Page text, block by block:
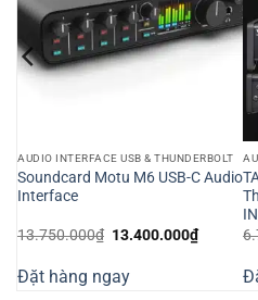
AUDIO INTERFACE USB & THUNDERBOLT
Soundcard Motu M6 USB-C Audio
Interface
13.750.000₫ Giá
13.750.000₫.
13.400.000₫Giá
hiện
Đặt hàng ngay